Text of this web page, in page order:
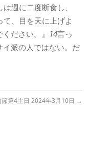
は週に二度断食し、
、目を天に上げよ
ださい。』 14言っ
派の人ではない。だ
節第4主日 2024年3月10日 →